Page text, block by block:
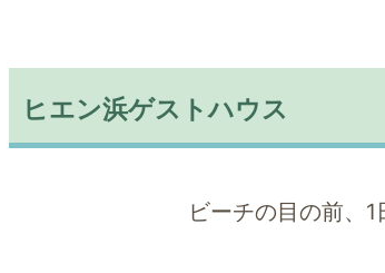
ヒエン浜ゲストハウス
ビーチの目の前、